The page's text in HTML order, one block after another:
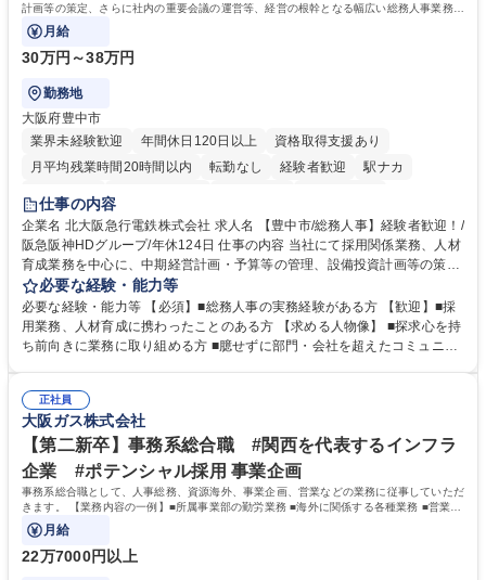
計画等の策定、さらに社内の重要会議の運営等、経営の根幹となる幅広い総務人事業務全
般を担当していただきます。
月給
30万円～38万円
勤務地
大阪府豊中市
業界未経験歓迎
年間休日120日以上
資格取得支援あり
月平均残業時間20時間以内
転勤なし 経験者歓迎
駅ナカ
退職金あり
土日祝休み
服装自由 昼食補助あり 食事補助あり
仕事の内容
企業名 北大阪急行電鉄株式会社 求人名 【豊中市/総務人事】経験者歓迎！/
阪急阪神HDグループ/年休124日 仕事の内容 当社にて採用関係業務、人材
育成業務を中心に、中期経営計画・予算等の管理、設備投資計画等の策
定、さらに社内の重要会議の運営等、経営の根幹となる幅広い総務人事業
務全般を担当していただきます。 【主な業務内容】 ■採用関係業務および
人材育成(社員研修)業務の推進 ■中期経営計画および予算等の管理 ■設備
投資計画等の策定 ■社内の重要会議の運営 ■その他総務人事業務全般 【入
務人事】経験者歓迎！/阪急阪神HDグループ/年休124日
必要な経験・能力等
必要な経験・能力等 【必須】■総務人事の実務経験がある方 【歓迎】■採
用業務、人材育成に携わったことのある方 【求める人物像】 ■探求心を持
ち前向きに業務に取り組める方 ■臆せずに部門・会社を超えたコミュニケ
囲のメンバーと協調しつつ主体性を持って能動的に業務を推進できる方 学
歴・資格 学歴：大学院 大学 高専 短大 専修学校 高校 語学力： 資格：
正社員
大阪ガス株式会社
【第二新卒】事務系総合職 #関西を代表するインフラ
企業 #ポテンシャル採用 事業企画
事務系総合職として、人事総務、資源海外、事業企画、営業などの業務に従事していただ
きます。 【業務内容の一例】■所属事業部の勤労業務 ■海外に関係する各種業務 ■営業部
門の企画スタッフ、ルート営業
月給
22万7000円以上